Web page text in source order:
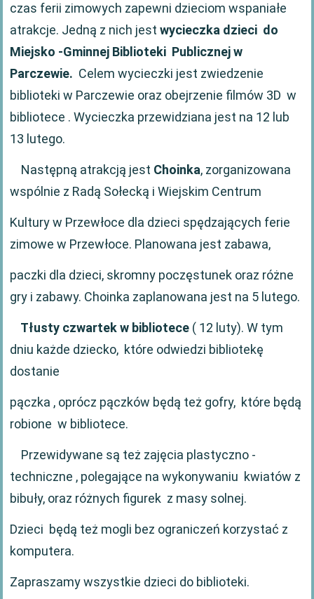
czas ferii zimowych zapewni dzieciom wspaniałe
atrakcje. Jedną z nich jestwycieczka dzieci do
Miejsko -Gminnej Biblioteki Publicznej w
Parczewie. Celem wycieczki jest zwiedzenie
biblioteki w Parczewie oraz obejrzenie filmów 3D w
bibliotece . Wycieczka przewidziana jest na 12 lub
13 lutego.
Następną atrakcją jest Choinka, zorganizowana
wspólnie z Radą Sołecką i Wiejskim Centrum
Kultury w Przewłoce dla dzieci spędzających ferie
zimowe w Przewłoce. Planowana jest zabawa,
paczki dla dzieci, skromny poczęstunek oraz różne
gry i zabawy. Choinka zaplanowana jest na 5 lutego.
Tłusty czwartek w bibliotece ( 12 luty). W tym
dniu każde dziecko, które odwiedzi bibliotekę
dostanie
pączka , oprócz pączków będą też gofry, które będą
robione w bibliotece.
Przewidywane są też zajęcia plastyczno -
techniczne , polegające na wykonywaniu kwiatów z
bibuły, oraz różnych figurek z masy solnej.
Dzieci będą też mogli bez ograniczeń korzystać z
komputera.
Zapraszamy wszystkie dzieci do biblioteki.